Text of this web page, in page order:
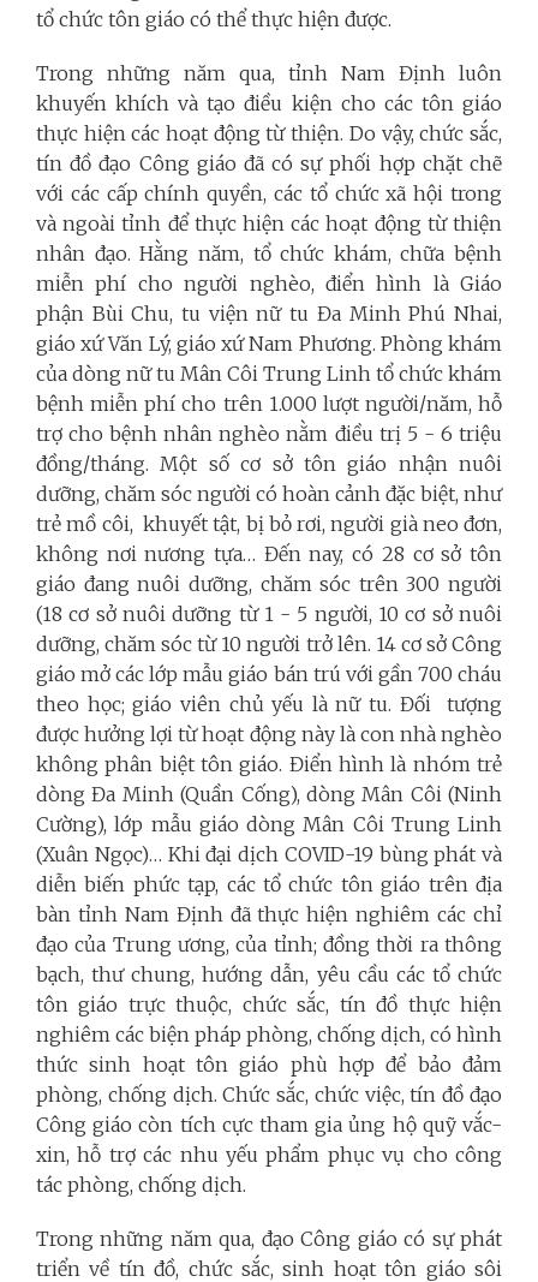
tổ chức tôn giáo có thể thực hiện được.
Trong những năm qua, tỉnh Nam Định luôn
khuyến khích và tạo điều kiện cho các tôn giáo
thực hiện các hoạt động từ thiện. Do vậy, chức sắc,
tín đồ đạo Công giáo đã có sự phối hợp chặt chẽ
với các cấp chính quyền, các tổ chức xã hội trong
và ngoài tỉnh để thực hiện các hoạt động từ thiện
nhân đạo. Hằng năm, tổ chức khám, chữa bệnh
miễn phí cho người nghèo, điển hình là Giáo
phận Bùi Chu, tu viện nữ tu Đa Minh Phú Nhai,
giáo xứ Văn Lý, giáo xứ Nam Phương. Phòng khám
của dòng nữ tu Mân Côi Trung Linh tổ chức khám
bệnh miễn phí cho trên 1.000 lượt người/năm, hỗ
trợ cho bệnh nhân nghèo nằm điều trị 5 - 6 triệu
đồng/tháng. Một số cơ sở tôn giáo nhận nuôi
dưỡng, chăm sóc người có hoàn cảnh đặc biệt, như
trẻ mồ côi, khuyết tật, bị bỏ rơi, người già neo đơn,
không nơi nương tựa… Đến nay, có 28 cơ sở tôn
giáo đang nuôi dưỡng, chăm sóc trên 300 người
(18 cơ sở nuôi dưỡng từ 1 - 5 người, 10 cơ sở nuôi
dưỡng, chăm sóc từ 10 người trở lên. 14 cơ sở Công
giáo mở các lớp mẫu giáo bán trú với gần 700 cháu
theo học; giáo viên chủ yếu là nữ tu. Đối tượng
được hưởng lợi từ hoạt động này là con nhà nghèo
không phân biệt tôn giáo. Điển hình là nhóm trẻ
dòng Đa Minh (Quần Cống), dòng Mân Côi (Ninh
Cường), lớp mẫu giáo dòng Mân Côi Trung Linh
(Xuân Ngọc)… Khi đại dịch COVID-19 bùng phát và
diễn biến phức tạp, các tổ chức tôn giáo trên địa
bàn tỉnh Nam Định đã thực hiện nghiêm các chỉ
đạo của Trung ương, của tỉnh; đồng thời ra thông
bạch, thư chung, hướng dẫn, yêu cầu các tổ chức
tôn giáo trực thuộc, chức sắc, tín đồ thực hiện
nghiêm các biện pháp phòng, chống dịch, có hình
thức sinh hoạt tôn giáo phù hợp để bảo đảm
phòng, chống dịch. Chức sắc, chức việc, tín đồ đạo
Công giáo còn tích cực tham gia ủng hộ quỹ vắc-
xin, hỗ trợ các nhu yếu phẩm phục vụ cho công
tác phòng, chống dịch.
Trong những năm qua, đạo Công giáo có sự phát
triển về tín đồ, chức sắc, sinh hoạt tôn giáo sôi